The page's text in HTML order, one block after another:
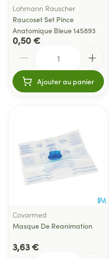
Lohmann Rauscher
Raucoset Set Pince
Anatomique Bleue 145893
0,50 €
Ajouter au panier
Covarmed
Masque De Reanimation
3,63 €